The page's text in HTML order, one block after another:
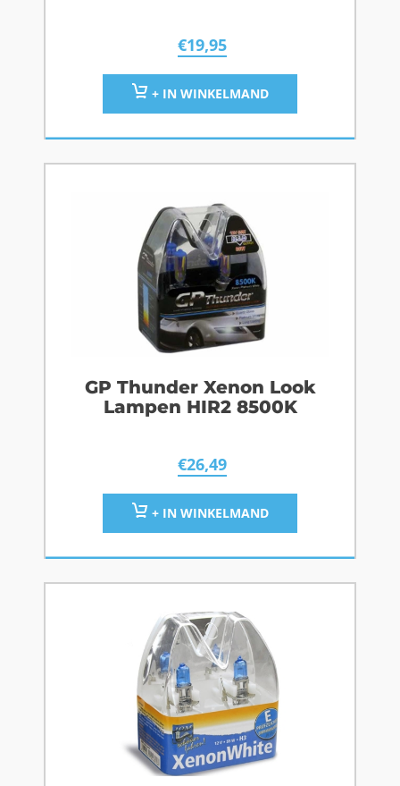
€19,95
+ IN WINKELMAND
GP Thunder Xenon Look
Lampen HIR2 8500K
€26,49
+ IN WINKELMAND